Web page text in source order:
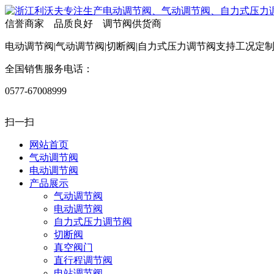
信誉商家 品质良好 调节阀供货商
电动调节阀|气动调节阀|切断阀|自力式压力调节阀支持工况定制
全国销售服务电话：
0577-67008999
扫一扫
网站首页
气动调节阀
电动调节阀
产品展示
气动调节阀
电动调节阀
自力式压力调节阀
切断阀
真空阀门
直行程调节阀